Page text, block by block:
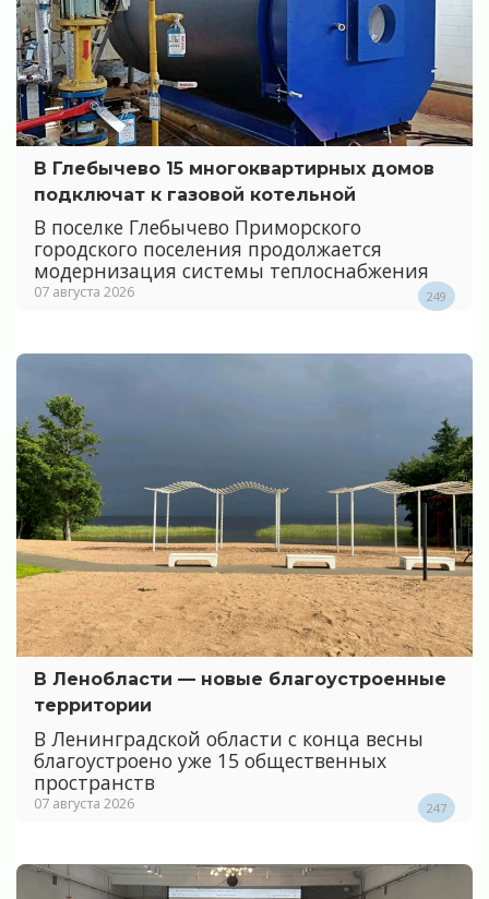
В Глебычево 15 многоквартирных домов
подключат к газовой котельной
В поселке Глебычево Приморского
городского поселения продолжается
модернизация системы теплоснабжения
07 августа 2026 249
В Ленобласти — новые благоустроенные
территории
В Ленинградской области с конца весны
благоустроено уже 15 общественных
пространств
07 августа 2026 247